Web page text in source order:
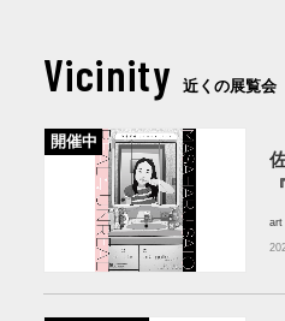
Vicinity 近くの展覧会
開催中
art